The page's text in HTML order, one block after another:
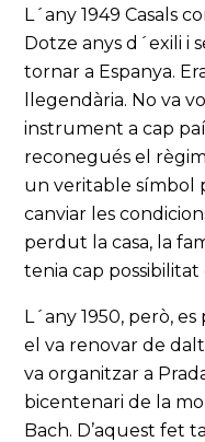
L´any 1949 Casals
Dotze anys d´exili i
tornar a Espanya.
llegendària. No va
instrument a cap
reconegués el
un veritable símbol
canviar les
perdut la casa, la
tenia cap
L´any 1950, però,
el va renovar de
va organitzar a
bicentenari de la
Bach. D’aquest fet